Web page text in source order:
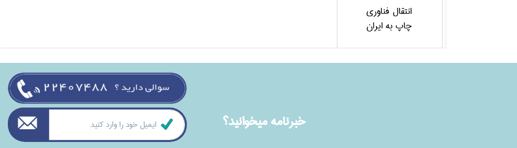
انتقال فناوري
چاپ به ايران
خبرنامه ميخوانيد؟